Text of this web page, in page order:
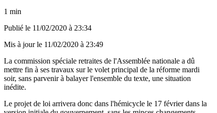
1 min
Publié le 11/02/2020 à 23:34
Mis à jour le 11/02/2020 à 23:49
La commission spéciale retraites de l'Assemblée nationale a dû
mettre fin à ses travaux sur le volet principal de la réforme mardi
soir, sans parvenir à balayer l'ensemble du texte, une situation
inédite.
Le projet de loi arrivera donc dans l'hémicycle le 17 février dans la